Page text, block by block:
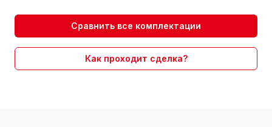
Сравнить все комплектации
Как проходит сделка?